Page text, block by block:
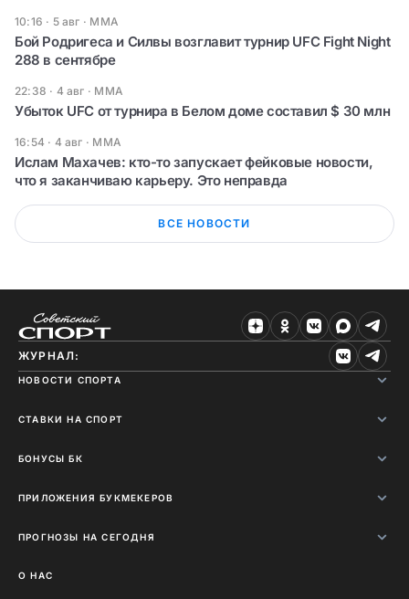
10:16 · 5 авг · ММА
Бой Родригеса и Силвы возглавит турнир UFC Fight Night
288 в сентябре
22:38 · 4 авг · ММА
Убыток UFC от турнира в Белом доме составил $ 30 млн
16:54 · 4 авг · ММА
Ислам Махачев: кто-то запускает фейковые новости,
что я заканчиваю карьеру. Это неправда
ВСЕ НОВОСТИ
ЖУРНАЛ:
НОВОСТИ СПОРТА
СТАВКИ НА СПОРТ
БОНУСЫ БК
ПРИЛОЖЕНИЯ БУКМЕКЕРОВ
ПРОГНОЗЫ НА СЕГОДНЯ
О НАС